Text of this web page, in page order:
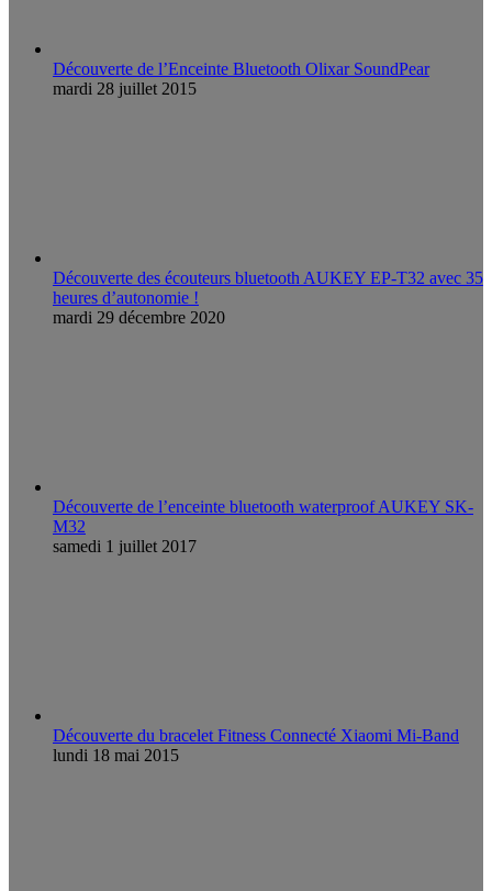
Découverte de l’Enceinte Bluetooth Olixar SoundPear
mardi 28 juillet 2015
Découverte des écouteurs bluetooth AUKEY EP-T32 avec 35
heures d’autonomie !
mardi 29 décembre 2020
Découverte de l’enceinte bluetooth waterproof AUKEY SK-
M32
samedi 1 juillet 2017
Découverte du bracelet Fitness Connecté Xiaomi Mi-Band
lundi 18 mai 2015